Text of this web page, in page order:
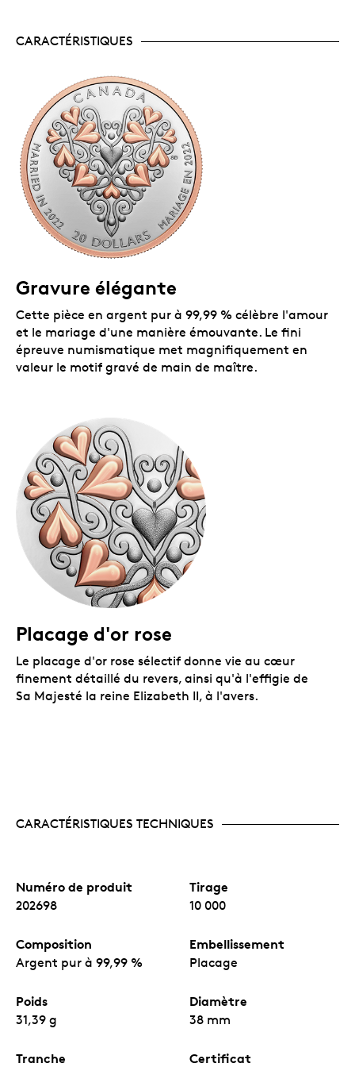
famille et amis chériront à jamais!
10 000 exemplaires, cette pièce sera très
convoitée des collectionneurs.
Une manière originale d'ajouter « une touche
d'amour » à votre collection. Porteuse d'une
profonde signification personnelle, cette pièce
peut représenter quelque chose d'unique pour
chaque personne qui la regarde.
Une excellente façon de souligner une étape
importante de la vie d'un couple ou de célébrer
lemerveilleux lien qui unit deux amoureux.
Emballage
illustré de luxe dont la beauté impressionnera tout le
monde.
CARACTÉRISTIQUES
Gravure élégante
Cette pièce en argent pur à 99,99 % célèbre l'amour
et le mariage d'une manière émouvante. Le fini
épreuve numismatique met magnifiquement en
valeur le motif gravé de main de maître.
Placage d'or rose
Le placage d'or rose sélectif donne vie au cœur
finement détaillé du revers, ainsi qu'à l'effigie de
Sa Majesté la reine Elizabeth II, à l'avers.
CARACTÉRISTIQUES TECHNIQUES
Numéro de produit
202698
Tirage
10 000
Composition
Argent pur à 99,99 %
Embellissement
Placage
Poids
31,39 g
Diamètre
38 mm
Tranche Certificat